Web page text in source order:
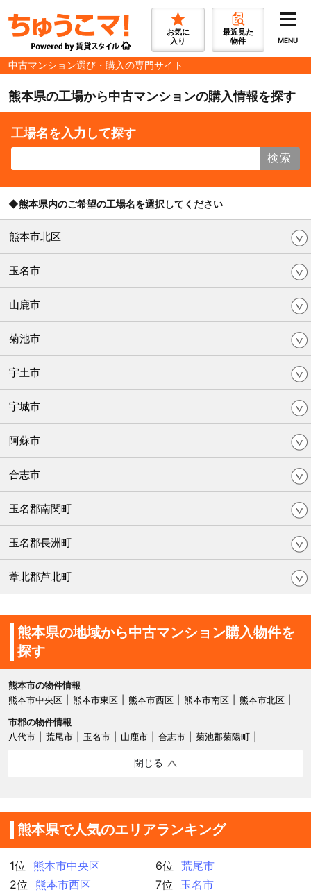
お気に
入り
最近見た
物件
MENU
中古マンション選び・購入の専門サイト
熊本県の工場から中古マンションの購入情報を探す
工場名を入力して探す
検索
◆熊本県内のご希望の工場名を選択してください
熊本市北区
玉名市
山鹿市
菊池市
宇土市
宇城市
阿蘇市
合志市
玉名郡南関町
玉名郡長洲町
葦北郡芦北町
熊本県の地域から中古マンション購入物件を
探す
熊本市の物件情報
熊本市中央区
熊本市東区 熊本市西区 熊本市南区
熊本市北区
市郡の物件情報
八代市
荒尾市 玉名市 山鹿市 合志市 菊池郡菊陽町
閉じる
熊本県で人気のエリアランキング
1位
熊本市中央区
2位
熊本市西区
6位
荒尾市
7位
玉名市